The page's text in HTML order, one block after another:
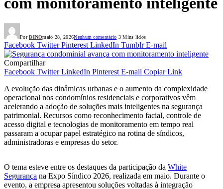
Por DINOmaio 28, 2026Nenhum comentário 3 Mins lidos
Facebook Twitter Pinterest LinkedIn Tumblr E-mail
Compartilhar
Facebook Twitter LinkedIn Pinterest E-mail Copiar Link
A evolução das dinâmicas urbanas e o aumento da complexidade
operacional nos condomínios residenciais e corporativos vêm
acelerando a adoção de soluções mais inteligentes na segurança
patrimonial. Recursos como reconhecimento facial, controle de
acesso digital e tecnologias de monitoramento em tempo real
passaram a ocupar papel estratégico na rotina de síndicos,
administradoras e empresas do setor.
O tema esteve entre os destaques da participação da White
Segurança na Expo Síndico 2026, realizada em maio. Durante o
evento, a empresa apresentou soluções voltadas à integração